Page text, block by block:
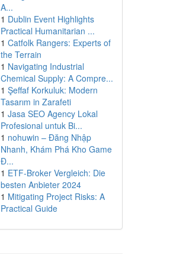
A...
1 Dublin Event Highlights
Practical Humanitarian ...
1 Catfolk Rangers: Experts of
the Terrain
1 Navigating Industrial
Chemical Supply: A Compre...
1 Şeffaf Korkuluk: Modern
Tasarım in Zarafeti
1 Jasa SEO Agency Lokal
Profesional untuk Bi...
1 nohuwin – Đăng Nhập
Nhanh, Khám Phá Kho Game
Đ...
1 ETF-Broker Vergleich: Die
besten Anbieter 2024
1 Mitigating Project Risks: A
Practical Guide